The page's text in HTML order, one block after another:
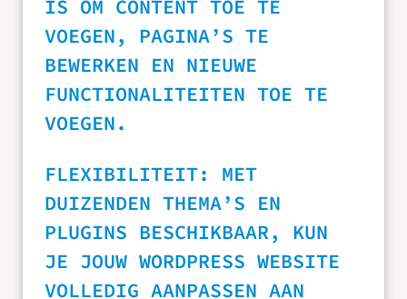
IS OM CONTENT TOE TE
VOEGEN, PAGINA’S TE
BEWERKEN EN NIEUWE
FUNCTIONALITEITEN TOE TE
VOEGEN.
FLEXIBILITEIT: MET
DUIZENDEN THEMA’S EN
PLUGINS BESCHIKBAAR, KUN
JE JOUW WORDPRESS WEBSITE
VOLLEDIG AANPASSEN AAN